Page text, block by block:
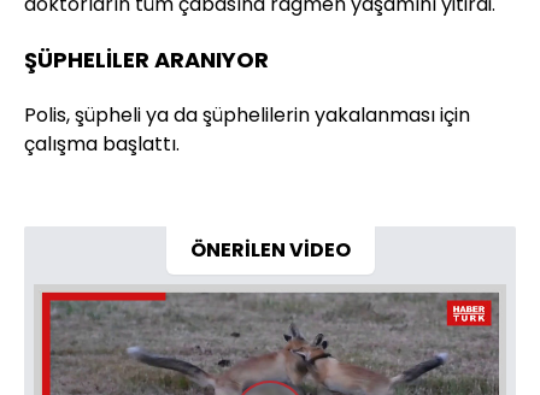
ŞÜPHELİLER ARANIYOR
Polis, şüpheli ya da şüphelilerin yakalanması için
çalışma başlattı.
ÖNERİLEN VİDEO